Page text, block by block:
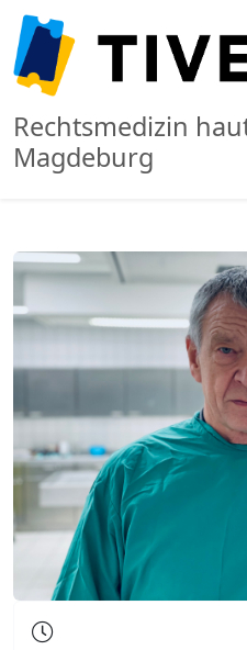
Rechtsmedizin
Magdeburg